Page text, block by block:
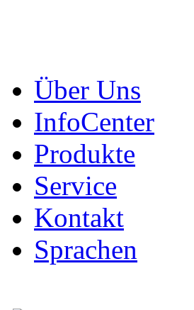
Über Uns
InfoCenter
Produkte
Service
Kontakt
Sprachen